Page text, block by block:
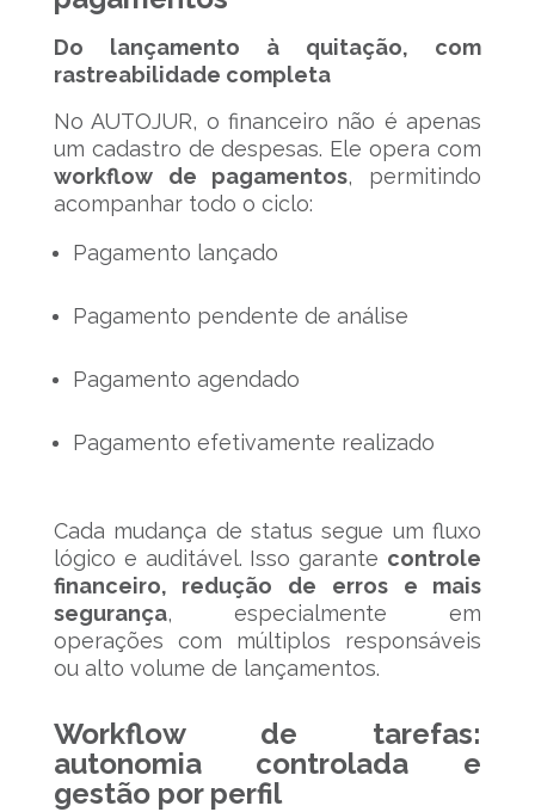
Do lançamento à quitação, com
rastreabilidade completa
No AUTOJUR, o financeiro não é apenas
um cadastro de despesas. Ele opera com
workflow de pagamentos, permitindo
acompanhar todo o ciclo:
Pagamento lançado
Pagamento pendente de análise
Pagamento agendado
Pagamento efetivamente realizado
Cada mudança de status segue um fluxo
lógico e auditável. Isso garante controle
financeiro, redução de erros e mais
segurança, especialmente em
operações com múltiplos responsáveis
ou alto volume de lançamentos.
Workflow de tarefas:
autonomia controlada e
gestão por perfil